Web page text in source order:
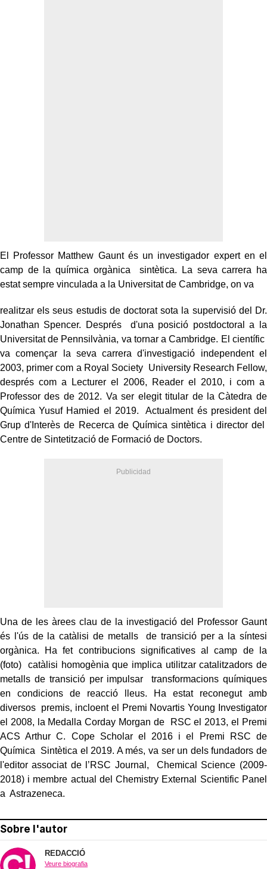
El Professor Matthew Gaunt és un investigador expert en el
camp de la química orgànica sintètica. La seva carrera ha
estat sempre vinculada a la Universitat de Cambridge, on va
realitzar els seus estudis de doctorat sota la supervisió del Dr.
Jonathan Spencer. Després d'una posició postdoctoral a la
Universitat de Pennsilvània, va tornar a Cambridge. El científic
va començar la seva carrera d'investigació independent el
2003, primer com a Royal Society University Research Fellow,
després com a Lecturer el 2006, Reader el 2010, i com a
Professor des de 2012. Va ser elegit titular de la Càtedra de
Química Yusuf Hamied el 2019. Actualment és president del
Grup d'Interès de Recerca de Química sintètica i director del
Centre de Sintetització de Formació de Doctors.
Una de les àrees clau de la investigació del Professor Gaunt
és l'ús de la catàlisi de metalls de transició per a la síntesi
orgànica. Ha fet contribucions significatives al camp de la
(foto) catàlisi homogènia que implica utilitzar catalitzadors de
metalls de transició per impulsar transformacions químiques
en condicions de reacció lleus. Ha estat reconegut amb
diversos premis, incloent el Premi Novartis Young Investigator
el 2008, la Medalla Corday Morgan de RSC el 2013, el Premi
ACS Arthur C. Cope Scholar el 2016 i el Premi RSC de
Química Sintètica el 2019. A més, va ser un dels fundadors de
l'editor associat de l’RSC Journal, Chemical Science (2009-
2018) i membre actual del Chemistry External Scientific Panel
a Astrazeneca.
Sobre l'autor
REDACCIÓ
Veure biografia